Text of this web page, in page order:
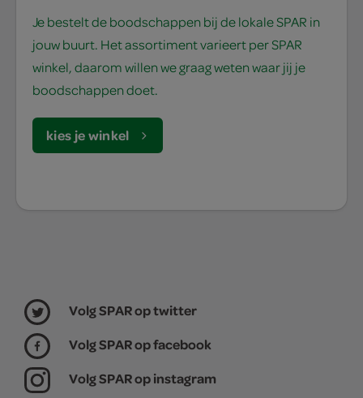
Je bestelt de boodschappen bij de lokale SPAR in
jouw buurt. Het assortiment varieert per SPAR
winkel, daarom willen we graag weten waar jij je
boodschappen doet.
kies je winkel
Volg SPAR op twitter
Volg SPAR op facebook
Volg SPAR op instagram